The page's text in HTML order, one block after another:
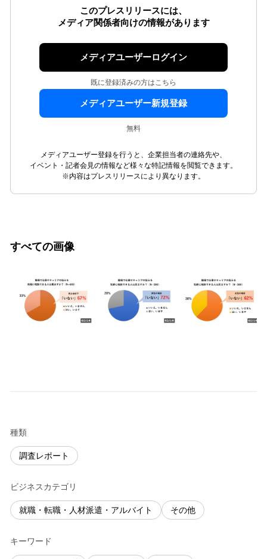
このプレスリリースには、
メディア関係者向けの情報があります
メディアユーザーログイン
既に登録済みの方はこちら
メディアユーザー新規登録
無料
メディアユーザー登録を行うと、企業担当者の連絡先や、
イベント・記者会見の情報など様々な特記情報を閲覧できます。
※内容はプレスリリースにより異なります。
すべての画像
種類
調査レポート
ビジネスカテゴリ
就職・転職・人材派遣・アルバイト その他
キーワード